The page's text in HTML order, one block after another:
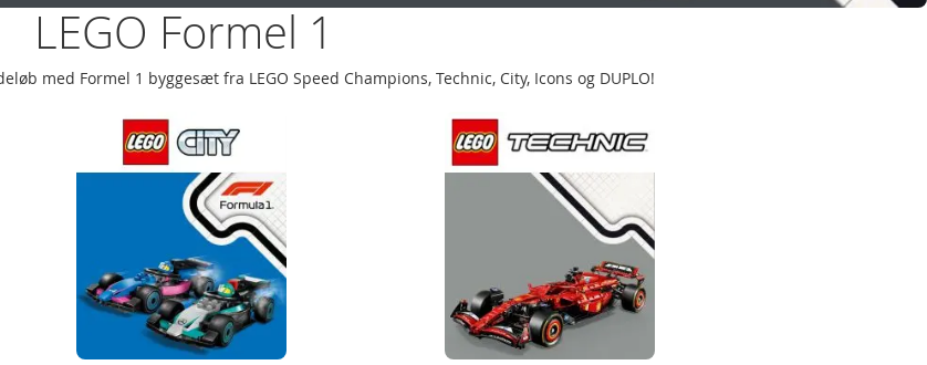
LEGO Formel 1
med Formel 1 byggesæt fra LEGO Speed Champions, Technic, City, Icons og DUPLO!